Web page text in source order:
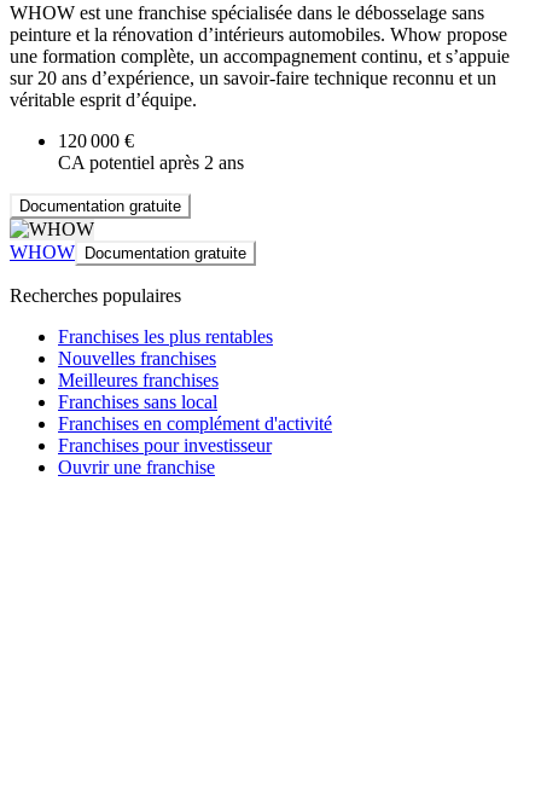
WHOW est une franchise spécialisée dans le débosselage sans
peinture et la rénovation d’intérieurs automobiles. Whow propose
une formation complète, un accompagnement continu, et s’appuie
sur 20 ans d’expérience, un savoir-faire technique reconnu et un
véritable esprit d’équipe.
120 000 €
CA potentiel après 2 ans
Documentation gratuite
WHOW Documentation gratuite
Recherches populaires
Franchises les plus rentables
Nouvelles franchises
Meilleures franchises
Franchises sans local
Franchises en complément d'activité
Franchises pour investisseur
Ouvrir une franchise